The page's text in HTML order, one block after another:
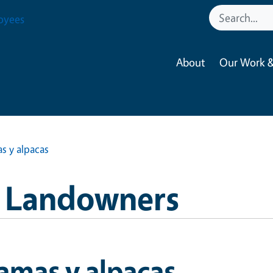
About Our Work
y alpacas